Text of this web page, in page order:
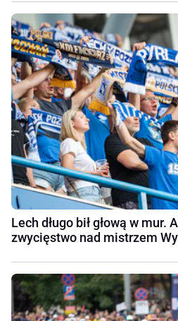
Lech długo bił głową w mur.
zwycięstwo nad mistrzem